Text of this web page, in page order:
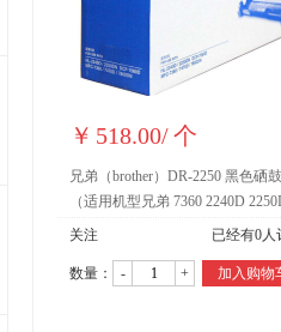
￥ 518.00/个
兄弟（brother）DR-2250 黑色硒鼓
（适用机型兄弟 7360 2240D
7060D ）不含粉
关注 已经有0人
数量： - + 加入购物